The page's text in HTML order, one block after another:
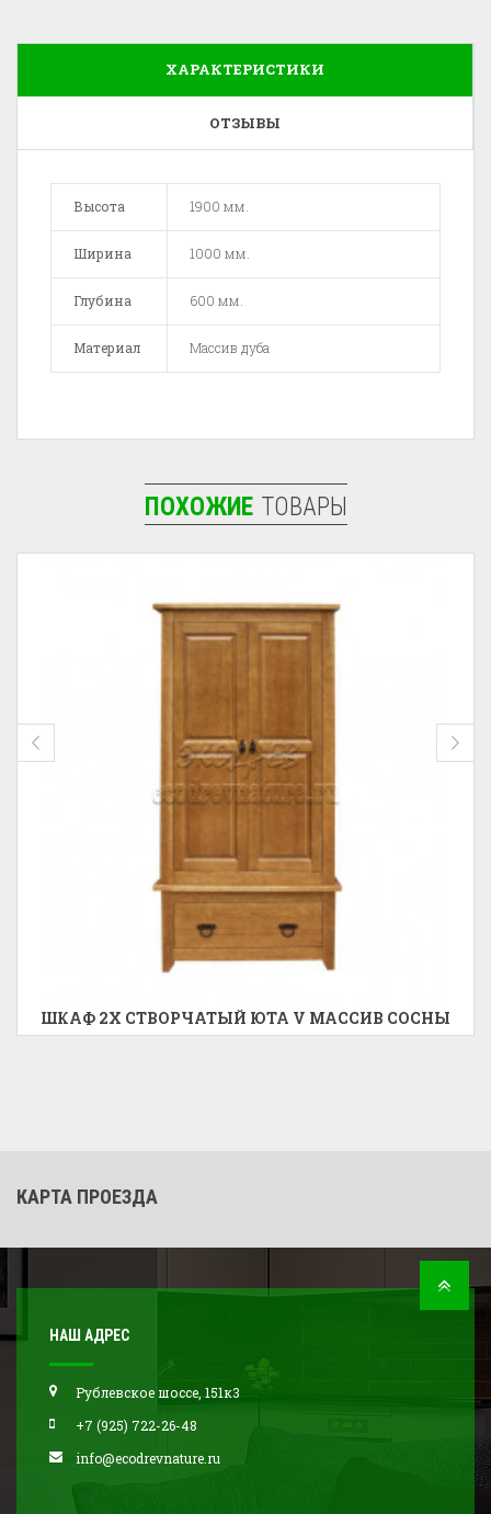
ХАРАКТЕРИСТИКИ
ОТЗЫВЫ
Высота 1900 мм.
Ширина 1000 мм.
Глубина 600 мм.
Материал Массив дуба
ПОХОЖИЕ ТОВАРЫ
ШКАФ 2Х СТВОРЧАТЫЙ ЮТА V МАССИВ СОСНЫ
КАРТА ПРОЕЗДА
НАШ АДРЕС
Рублевское шоссе, 151к3
+7 (925) 722-26-48
info@ecodrevnature.ru